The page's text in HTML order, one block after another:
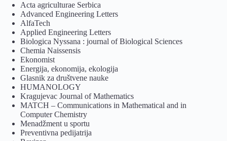
Acta agriculturae Serbica
Advanced Engineering Letters
AlfaTech
Applied Engineering Letters
Biologica Nyssana : journal of Biological Sciences
Chemia Naissensis
Ekonomist
Energija, ekonomija, ekologija
Glasnik za društvene nauke
HUMANOLOGY
Kragujevac Journal of Mathematics
MATCH – Communications in Mathematical and in
Computer Chemistry
Menadžment u sportu
Preventivna pedijatrija